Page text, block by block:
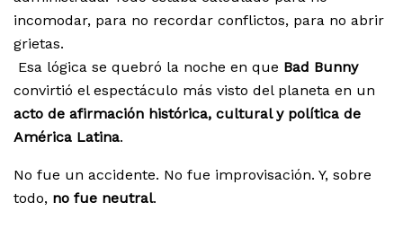
incomodar, para no recordar conflictos, para no abrir
grietas.
Esa lógica se quebró la noche en que Bad Bunny
convirtió el espectáculo más visto del planeta en un
acto de afirmación histórica, cultural y política de
América Latina.
No fue un accidente. No fue improvisación. Y, sobre
todo, no fue neutral.